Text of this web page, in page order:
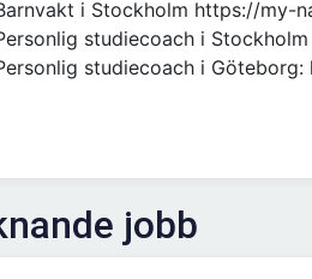
i Stockholm https://my-
studiecoach i
studiecoach i
jobb